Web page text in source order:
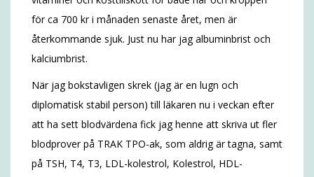
för ca 700 kr i månaden senaste året, men är
återkommande sjuk. Just nu har jag albuminbrist och
kalciumbrist.
När jag bokstavligen skrek (jag är en lugn och
diplomatisk stabil person) till läkaren nu i veckan efter
att ha sett blodvärdena fick jag henne att skriva ut fler
blodprover på TRAK TPO-ak, som aldrig är tagna, samt
på TSH, T4, T3, LDL-kolestrol, Kolestrol, HDL-